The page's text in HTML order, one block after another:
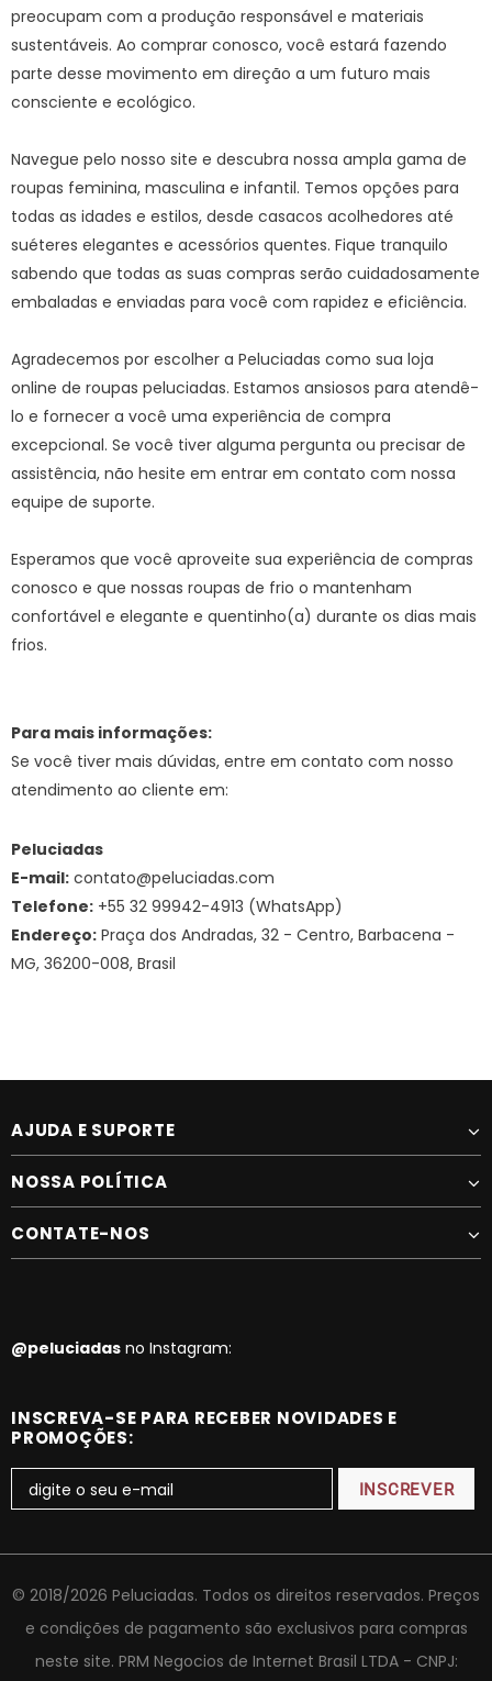
preocupam com a produção responsável e materiais
sustentáveis. Ao comprar conosco, você estará fazendo
parte desse movimento em direção a um futuro mais
consciente e ecológico.
Navegue pelo nosso site e descubra nossa ampla gama de
roupas feminina, masculina e infantil. Temos opções para
todas as idades e estilos, desde casacos acolhedores até
suéteres elegantes e acessórios quentes. Fique tranquilo
sabendo que todas as suas compras serão cuidadosamente
embaladas e enviadas para você com rapidez e eficiência.
Agradecemos por escolher a Peluciadas como sua loja
online de roupas peluciadas. Estamos ansiosos para atendê-
lo e fornecer a você uma experiência de compra
excepcional. Se você tiver alguma pergunta ou precisar de
assistência, não hesite em entrar em contato com nossa
equipe de suporte.
Esperamos que você aproveite sua experiência de compras
conosco e que nossas roupas de frio o mantenham
confortável e elegante e quentinho(a) durante os dias mais
frios.
Para mais informações:
Se você tiver mais dúvidas, entre em contato com nosso
atendimento ao cliente em:
Peluciadas
E-mail: contato@peluciadas.com
Telefone: +55 32 99942-4913 (WhatsApp)
Endereço: Praça dos Andradas, 32 - Centro, Barbacena -
MG, 36200-008, Brasil
AJUDA E SUPORTE
NOSSA POLÍTICA
CONTATE-NOS
@peluciadas no Instagram:
INSCREVA-SE PARA RECEBER NOVIDADES E
PROMOÇÕES:
© 2018/2026 Peluciadas. Todos os direitos reservados. Preços
e condições de pagamento são exclusivos para compras
neste site. PRM Negocios de Internet Brasil LTDA - CNPJ: